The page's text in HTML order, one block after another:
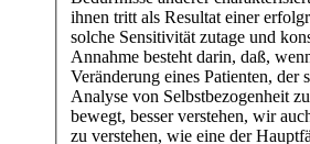
ihnen tritt als Resultat einer
solche Sensitivität zutage und
Annahme besteht darin, daß,
Veränderung eines Patienten, der
Analyse von Selbstbezogenheit
bewegt, besser verstehen, wir
zu verstehen, wie eine der